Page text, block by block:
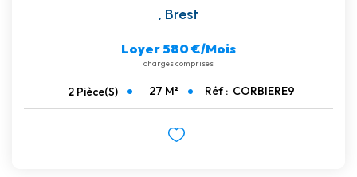
, Brest
Loyer 580 €/mois
charges comprises
2 Pièce(s) 27 M² Réf : CORBIERE9